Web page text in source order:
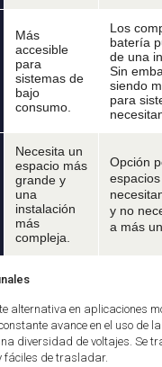
Más
accesible
para
sistemas de
bajo
consumo.
Los
batería
de una
Sin
siendo
para
Necesita un
espacio más
grande y
una
instalación
más
compleja.
Opción
y no
a más
alternativa en aplicaciones
avance en el uso de la
diversidad de voltajes. Se
fáciles de trasladar.